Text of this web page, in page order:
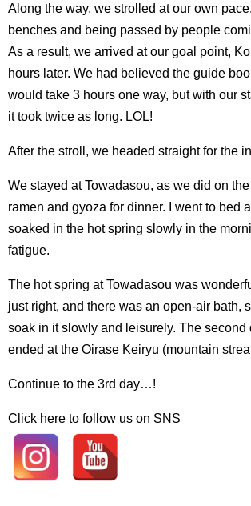
Along the way, we strolled at our own
benches and being passed by people
As a result, we arrived at our goal point,
hours later. We had believed the guide
would take 3 hours one way, but with our
it took twice as long. LOL!
After the stroll, we headed straight for the
We stayed at Towadasou, as we did on
ramen and gyoza for dinner. I went to bed
soaked in the hot spring slowly in the
fatigue.
The hot spring at Towadasou was
just right, and there was an open-air bath,
soak in it slowly and leisurely. The second
ended at the Oirase Keiryu (mountain
Continue to the 3rd day…!
Click here to follow us on SNS